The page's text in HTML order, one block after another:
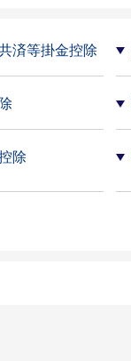
済等掛金控除
除